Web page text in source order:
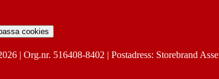
cookies
| Org.nr. 516408-8402 | Postadress: Storebrand